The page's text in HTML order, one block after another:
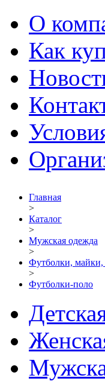
О
Как
Главная
>
Каталог
>
Мужская одежда
>
Футболки, майки,
>
Футболки-поло